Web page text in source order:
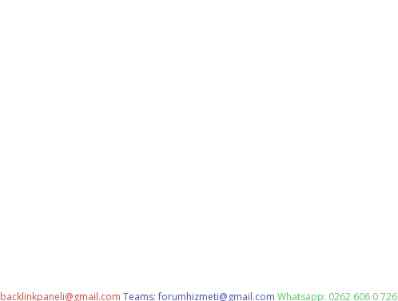
backlinkpaneli@gmail.com Teams:forumhizmeti@gmail.com Whatsapp: 0262 606 0 726